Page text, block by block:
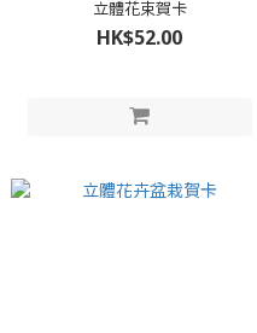
立體花束賀卡
HK$52.00